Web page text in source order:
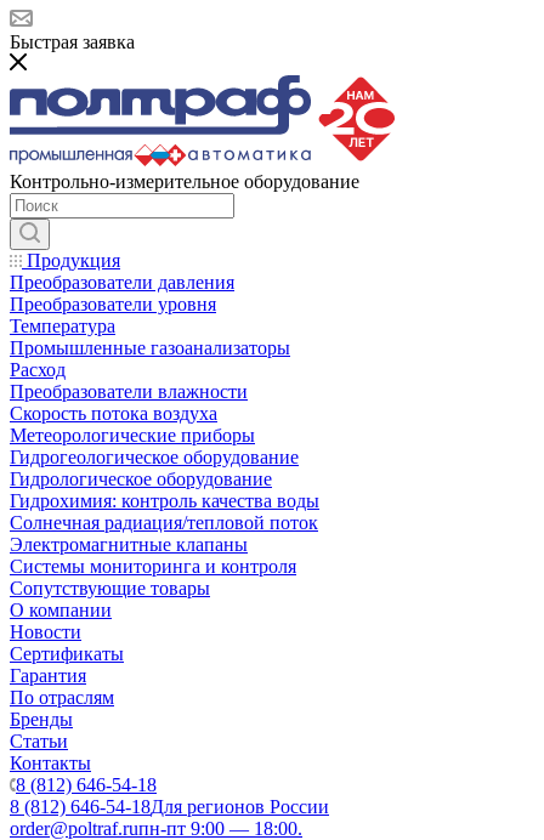
Быстрая заявка
Контрольно-измерительное оборудование
Продукция
Преобразователи давления
Преобразователи уровня
Температура
Промышленные газоанализаторы
Расход
Преобразователи влажности
Скорость потока воздуха
Метеорологические приборы
Гидрогеологическое оборудование
Гидрологическое оборудование
Гидрохимия: контроль качества воды
Солнечная радиация/тепловой поток
Электромагнитные клапаны
Системы мониторинга и контроля
Сопутствующие товары
О компании
Новости
Сертификаты
Гарантия
По отраслям
Бренды
Статьи
Контакты
8 (812) 646-54-18
8 (812) 646-54-18Для регионов России
order@poltraf.ruпн-пт 9:00 — 18:00.